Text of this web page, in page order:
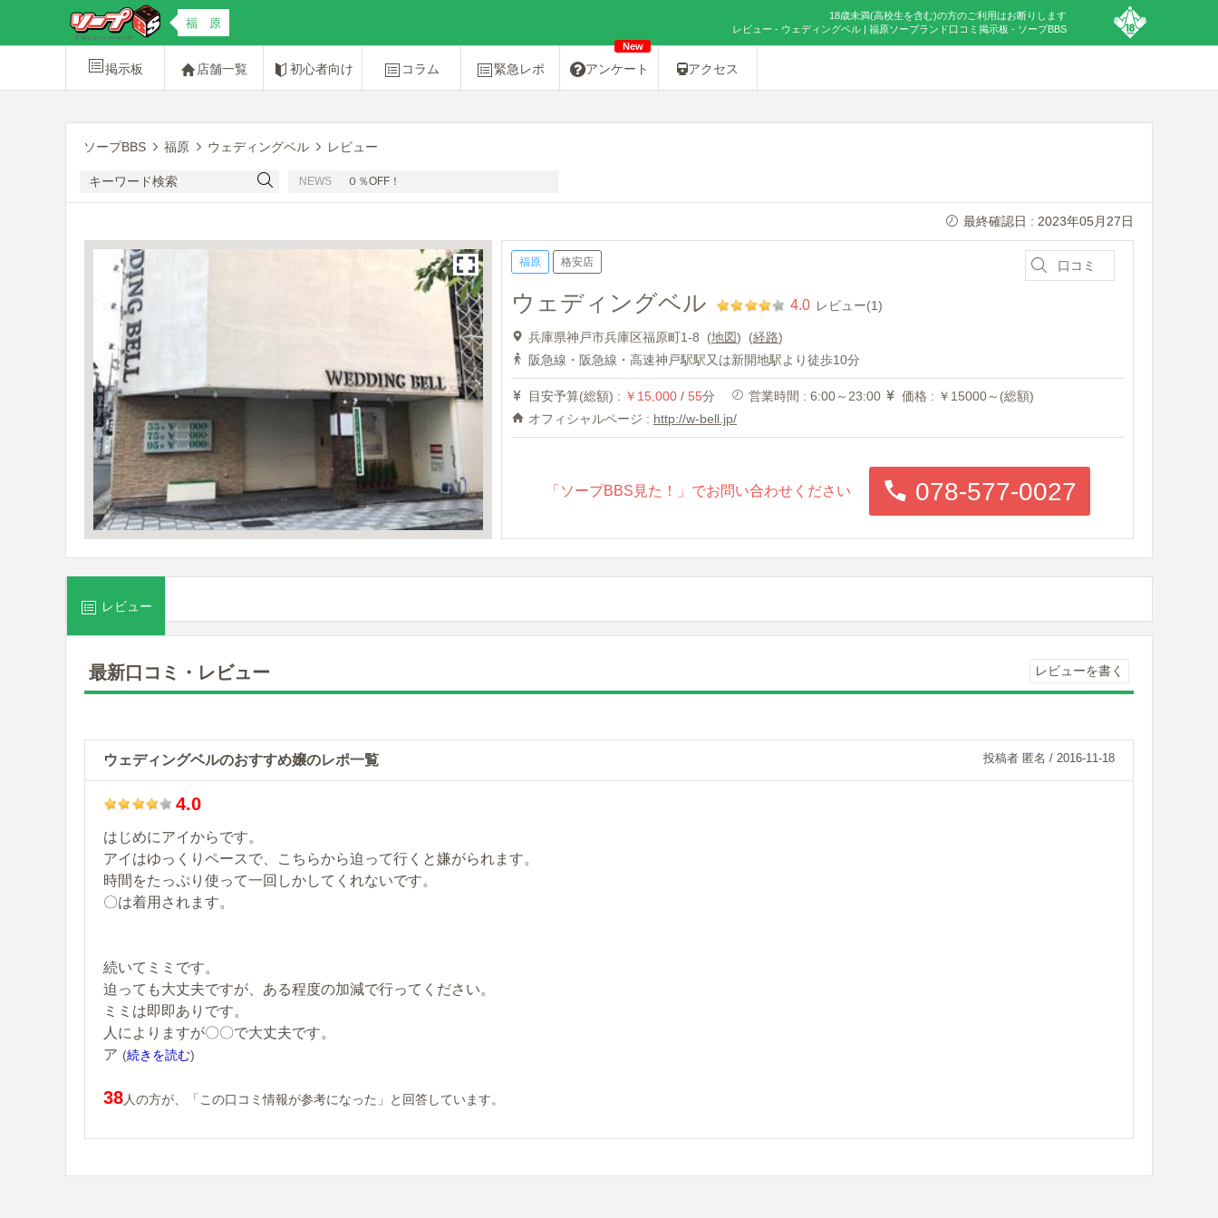
18歳未満(高校生を含む)の方のご利用はお断りします
レビュー - ウェディングベル | 福原ソープランド口コミ掲示板 - ソープBBS
福 原
掲示板 店舗一覧 初心者向け コラム 緊急レポ アンケート
New
アクセス
ソープBBS 福原 ウェディングベル レビュー
NEWS
[PR]友達紹介キャンペーン２０％OFF！
最終確認日 : 2023年05月27日
福原 格安店 口コミ
ウェディングベル 4.0 レビュー(1)
兵庫県神戸市兵庫区福原町1-8 (地図) (経路)
阪急線・阪急線・高速神戸駅駅又は新開地駅より徒歩10分
目安予算(総額) : ￥15,000 / 55分 営業時間 : 6:00～23:00
価格 : ￥15000～(総額)
オフィシャルページ : http://w-bell.jp/
「ソープBBS見た！」でお問い合わせください 078-577-0027
レビュー
最新口コミ・レビュー レビューを書く
ウェディングベルのおすすめ嬢のレポ一覧 投稿者 匿名 / 2016-11-18
4.0
はじめにアイからです。
アイはゆっくりペースで、こちらから迫って行くと嫌がられます。
時間をたっぷり使って一回しかしてくれないです。
〇は着用されます。
続いてミミです。
迫っても大丈夫ですが、ある程度の加減で行ってください。
ミミは即即ありです。
人によりますが〇〇で大丈夫です。
ア (続きを読む)
38人の方が、「この口コミ情報が参考になった」と回答しています。